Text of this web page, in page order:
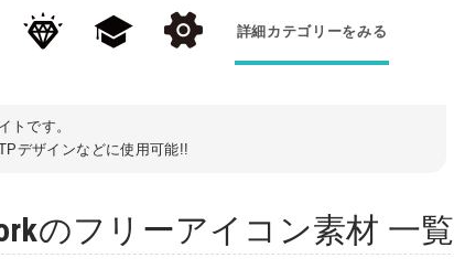
詳細カテゴリーをみる
トです。
デザインなどに使用可能!!
のフリーアイコン素材 一覧